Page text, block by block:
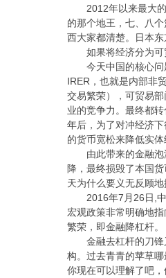
2012年以来最大
的那个地王，七、八
西大家都清楚。日本
如果将经济分为
今天中国的核心
IRER，也就是内部非
交易繁荣），可贸易
业的竞争力。最终都转
年后，为了对冲经济
的货币宽松来降低实
由此带来的金融
降，最终损毁了本国
天为什么要义无反顾地
2016年7月26日,
宏观政策非常明确地
繁荣，即金融降杠杆。
金融去杠杆的刀
构。过去青青的苹草
你现在可以理解了吧